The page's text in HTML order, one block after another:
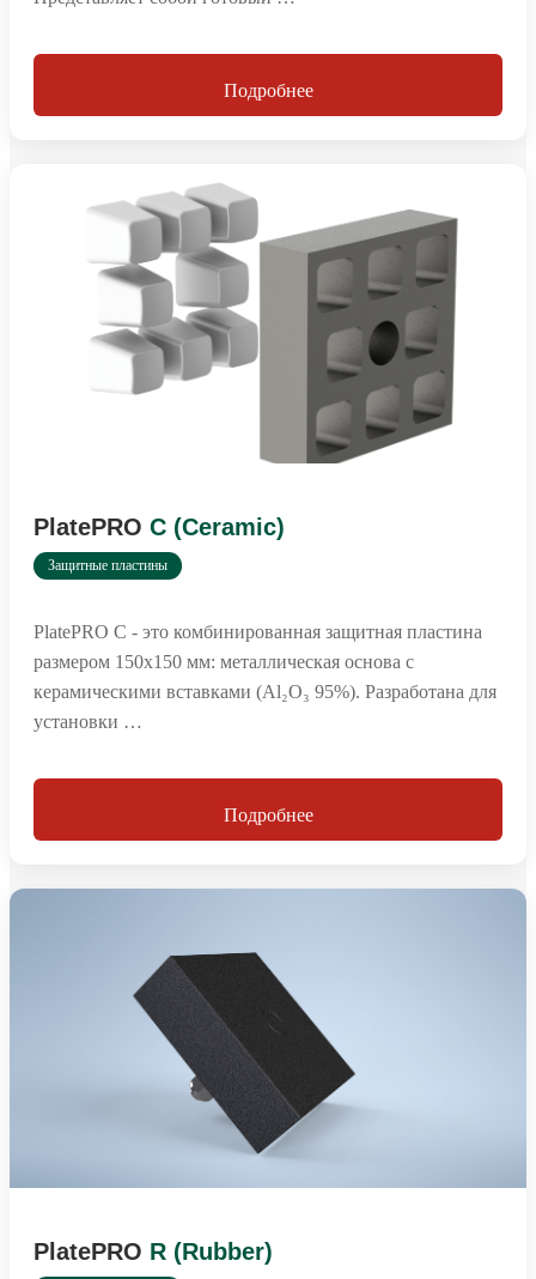
Подробнее
PlatePRO C (Ceramic)
Защитные пластины
PlatePRO C - это комбинированная защитная пластина
размером 150х150 мм: металлическая основа с
керамическими вставками (Al₂O₃ 95%). Разработана для
установки …
Подробнее
PlatePRO R (Rubber)